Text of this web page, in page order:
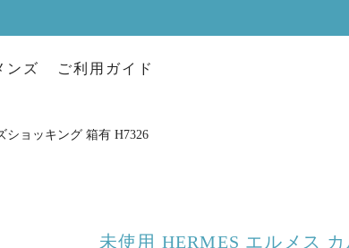
ンズ ご利用ガイド
ショッキング 箱有 H7326
未使用 HERMES エルメス